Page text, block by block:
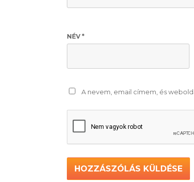
NÉV *
A nevem, email címem, és